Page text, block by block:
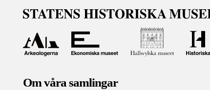
Om våra samlingar